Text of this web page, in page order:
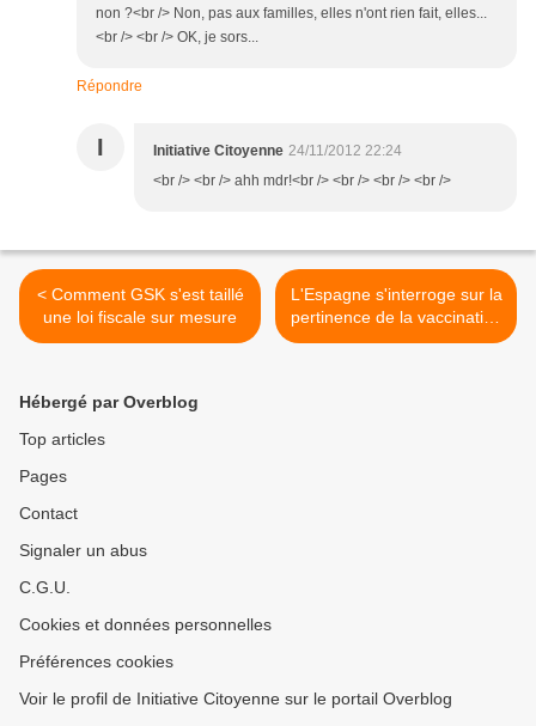
non ?<br /> Non, pas aux familles, elles n'ont rien fait, elles...
<br /> <br /> OK, je sors...
Répondre
I Initiative Citoyenne 24/11/2012 22:24
<br /> <br /> ahh mdr!<br /> <br /> <br /> <br />
< Comment GSK s'est taillé
une loi fiscale sur mesure
L'Espagne s'interroge sur la
pertinence de la vaccination
HPV >
Hébergé par Overblog
Top articles
Pages
Contact
Signaler un abus
C.G.U.
Cookies et données personnelles
Préférences cookies
Voir le profil de Initiative Citoyenne sur le portail Overblog